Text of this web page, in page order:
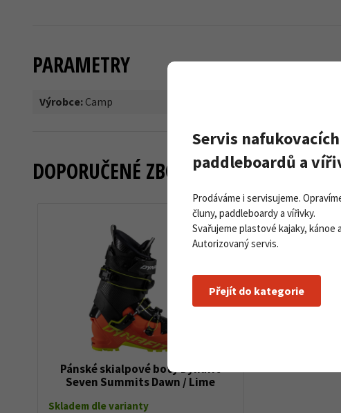
PARAMETRY
Výrobce: Camp
DOPORUČENÉ ZBOŽÍ
Pánské skialpové boty Dynafit
Seven Summits Dawn / Lime
Skladem dle varianty
Servis
paddleboardů a
Prodáváme i servisujeme.
čluny, paddleboardy a vířivky.
Svařujeme plastové kajaky, kánoe
Autorizovaný servis.
Přejít do kategorie